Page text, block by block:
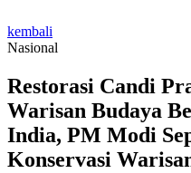
kembali
Nasional
Restorasi Candi
Warisan Budaya
India, PM Modi
Konservasi